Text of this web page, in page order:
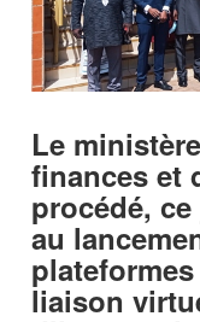
Le
finances et
procédé,
au
liaison